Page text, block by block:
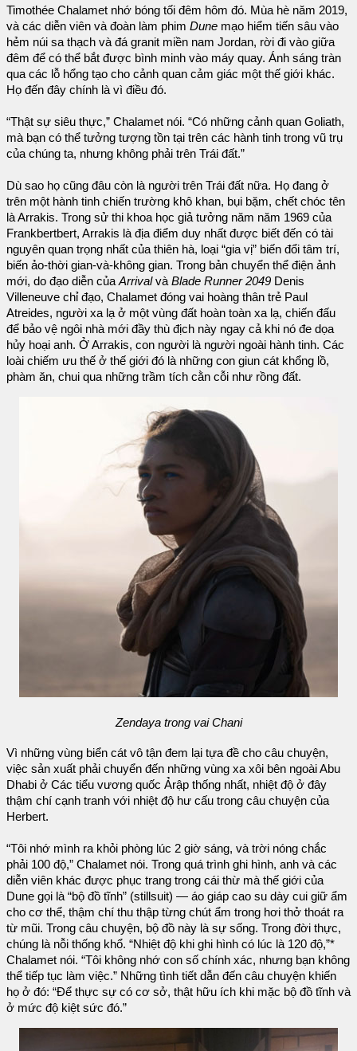
Timothée Chalamet nhớ bóng tối đêm hôm đó. Mùa hè năm 2019,
và các diễn viên và đoàn làm phim Dune mạo hiểm tiến sâu vào
hẻm núi sa thạch và đá granit miền nam Jordan, rời đi vào giữa
đêm để có thể bắt được bình minh vào máy quay. Ánh sáng tràn
qua các lỗ hổng tạo cho cảnh quan cảm giác một thế giới khác.
Họ đến đây chính là vì điều đó.
“Thật sự siêu thực,” Chalamet nói. “Có những cảnh quan Goliath,
mà bạn có thể tưởng tượng tồn tại trên các hành tinh trong vũ trụ
của chúng ta, nhưng không phải trên Trái đất.”
Dù sao họ cũng đâu còn là người trên Trái đất nữa. Họ đang ở
trên một hành tinh chiến trường khô khan, bụi bặm, chết chóc tên
là Arrakis. Trong sử thi khoa học giả tưởng năm năm 1969 của
Frankbertbert, Arrakis là địa điểm duy nhất được biết đến có tài
nguyên quan trọng nhất của thiên hà, loại “gia vị” biến đổi tâm trí,
biến ảo-thời gian-và-không gian. Trong bản chuyển thể điện ảnh
mới, do đạo diễn của Arrivalvà Blade Runner 2049 Denis
Villeneuve chỉ đạo, Chalamet đóng vai hoàng thân trẻ Paul
Atreides, người xa lạ ở một vùng đất hoàn toàn xa lạ, chiến đấu
để bảo vệ ngôi nhà mới đầy thù địch này ngay cả khi nó đe dọa
hủy hoại anh. Ở Arrakis, con người là người ngoài hành tinh. Các
loài chiếm ưu thế ở thế giới đó là những con giun cát khổng lồ,
phàm ăn, chui qua những trầm tích cằn cỗi như rồng đất.
Zendaya trong vai Chani
Vì những vùng biển cát vô tận đem lại tựa đề cho câu chuyện,
việc sản xuất phải chuyển đến những vùng xa xôi bên ngoài Abu
Dhabi ở Các tiểu vương quốc Ảrập thống nhất, nhiệt độ ở đây
thậm chí cạnh tranh với nhiệt độ hư cấu trong câu chuyện của
Herbert.
“Tôi nhớ mình ra khỏi phòng lúc 2 giờ sáng, và trời nóng chắc
phải 100 độ,” Chalamet nói. Trong quá trình ghi hình, anh và các
diễn viên khác được phục trang trong cái thừ mà thế giới của
Dune gọi là “bộ đồ tĩnh” (stillsuit) — áo giáp cao su dày cui giữ ẩm
cho cơ thể, thậm chí thu thập từng chút ẩm trong hơi thở thoát ra
từ mũi. Trong câu chuyện, bộ đồ này là sự sống. Trong đời thực,
chúng là nỗi thống khổ. “Nhiệt độ khi ghi hình có lúc là 120 độ,”*
Chalamet nói. “Tôi không nhớ con số chính xác, nhưng bạn không
thể tiếp tục làm việc.” Những tình tiết dẫn đến câu chuyện khiến
họ ở đó: “Để thực sự có cơ sở, thật hữu ích khi mặc bộ đồ tĩnh và
ở mức độ kiệt sức đó.”